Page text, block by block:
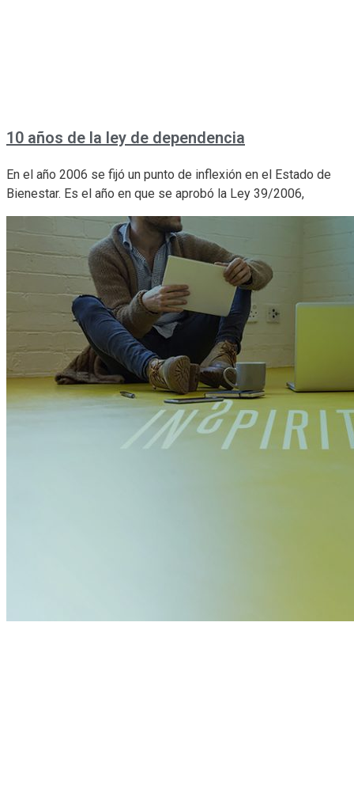
10 años de la ley de dependencia
En el año 2006 se fijó un punto de inflexión en el Estado de
Bienestar. Es el año en que se aprobó la Ley 39/2006,